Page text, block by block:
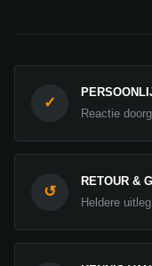
✓
Reactie
↺
RETOUR &
Heldere